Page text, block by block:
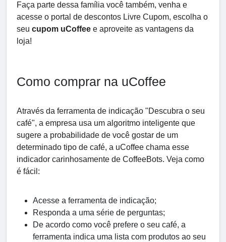
Faça parte dessa família você também, venha e
acesse o portal de descontos Livre Cupom, escolha o
seu cupom uCoffee e aproveite as vantagens da
loja!
Como comprar na uCoffee
Através da ferramenta de indicação "Descubra o seu
café", a empresa usa um algoritmo inteligente que
sugere a probabilidade de você gostar de um
determinado tipo de café, a uCoffee chama esse
indicador carinhosamente de CoffeeBots. Veja como
é fácil:
Acesse a ferramenta de indicação;
Responda a uma série de perguntas;
De acordo como você prefere o seu café, a
ferramenta indica uma lista com produtos ao seu